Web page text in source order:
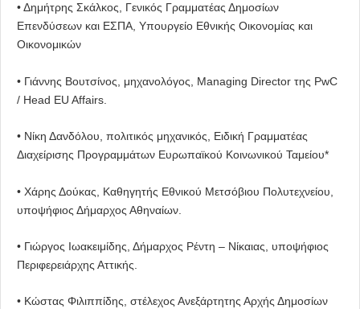
• Δημήτρης Σκάλκος, Γενικός Γραμματέας Δημοσίων
Επενδύσεων και ΕΣΠΑ, Υπουργείο Εθνικής Οικονομίας και
Οικονομικών
• Γιάννης Βουτσίνος, μηχανολόγος, Managing Director της PwC
/ Head EU Affairs.
• Νίκη Δανδόλου, πολιτικός μηχανικός, Ειδική Γραμματέας
Διαχείρισης Προγραμμάτων Ευρωπαϊκού Κοινωνικού Ταμείου*
• Χάρης Δούκας, Καθηγητής Εθνικού Μετσόβιου Πολυτεχνείου,
υποψήφιος Δήμαρχος Αθηναίων.
• Γιώργος Ιωακειμίδης, Δήμαρχος Ρέντη – Νίκαιας, υποψήφιος
Περιφερειάρχης Αττικής.
• Κώστας Φιλιππίδης, στέλεχος Ανεξάρτητης Αρχής Δημοσίων